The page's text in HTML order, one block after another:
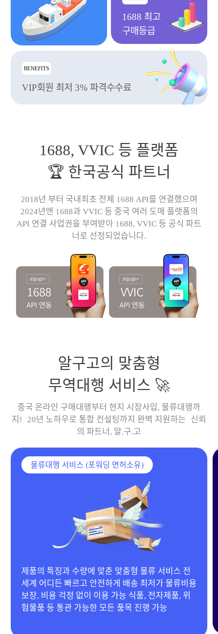
1688 최고
구매등급
BENEFITS
VIP회원 최저 3% 파격수수료
1688, VVIC 등 플랫폼
🏆 한국공식 파트너
2018년 부터 국내최초 전체 1688 API를 연결했으며
2024년엔 1688과 VVIC 등 중국 여러 도매 플랫폼의
API 연결 사업권을 부여받아 1688, VVIC 등 공식 파트
너로 선정되었습니다.
알구고의 맞춤형
무역대행 서비스 🚀
중국 온라인 구매대행부터 현지 시장사입, 물류대행까
지! 20년 노하우로 통합 컨설팅까지 완벽 지원하는 신뢰
의 파트너, 알.구.고
물류대행 서비스 (포워딩 면허소유)
20년 경력 MD 보유 & 다양한 협력 공장 확보 전자
제품, 이동하우스, 기계류부터 의류, 생활용품 등 전
품목 제작 가능 합리적인 단가 제안으로 맞춤 제작
진행!